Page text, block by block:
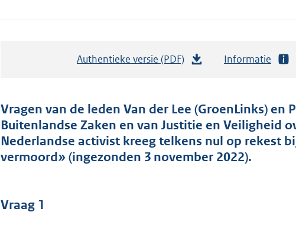
Authentieke versie (PDF)
t
a
n
d
Informatie
Vragen van de leden Van der Lee (GroenLinks) en
Buitenlandse Zaken en van Justitie en Veiligheid
Nederlandse activist kreeg telkens nul op rekest
vermoord» (ingezonden 3 november 2022).
Vraag 1